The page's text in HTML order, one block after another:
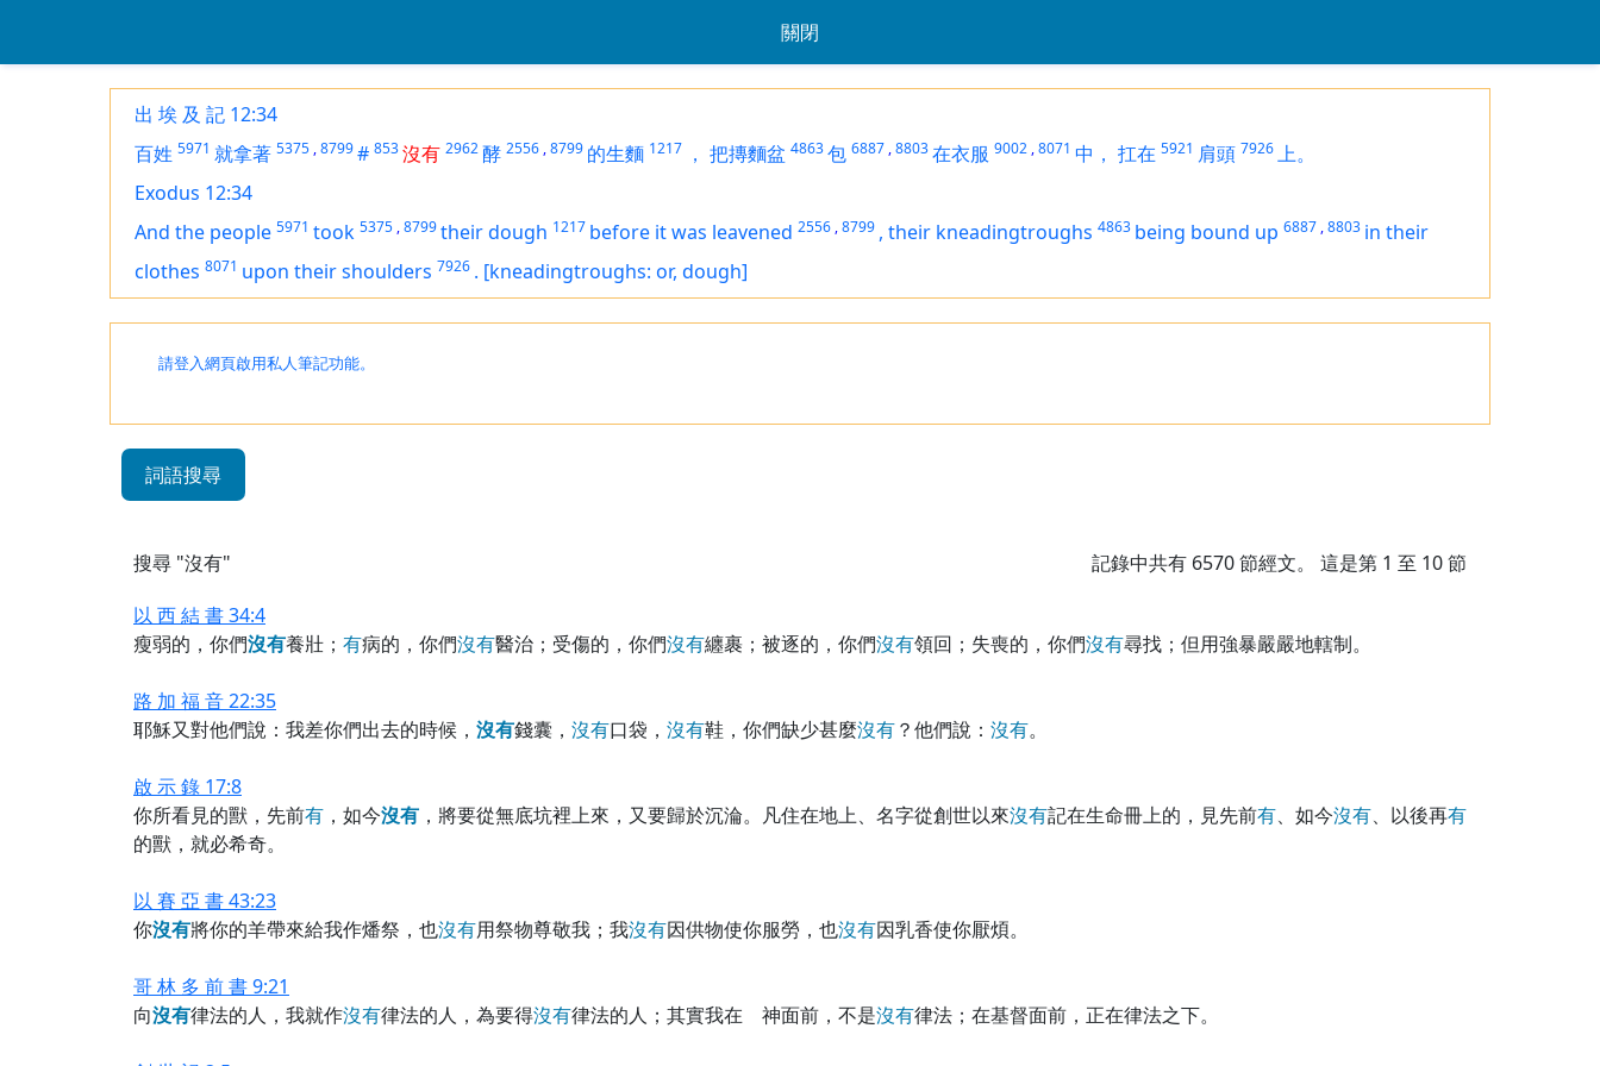
關閉
出 埃 及 記 12:34
百姓 5971 就拿著 5375 ,8799# 853沒有 2962酵 2556 ,8799 的生麵 1217 ， 把摶麵盆 4863包 6887 ,8803在衣服 9002 ,8071 中， 扛在 5921 肩頭 7926上。
Exodus 12:34
And the people 5971 took 5375 ,8799their dough 1217 before it was leavened 2556 ,8799 , their kneadingtroughs 4863 being bound up 6887 ,8803 in their
clothes 8071 upon their shoulders 7926 . [kneadingtroughs: or, dough]
請登入網頁啟用私人筆記功能。
詞語搜尋
搜尋 "沒有" 記錄中共有 6570節經文。 這是第 1 至 10 節
以 西 結 書 34:4
瘦弱的，你們沒有養壯； 有病的，你們沒有醫治；受傷的，你們沒有纏裹；被逐的，你們沒有領回；失喪的，你們沒有尋找；但用強暴嚴嚴地轄制。
路 加 福 音 22:35
耶穌又對他們說：我差你們出去的時候， 沒有錢囊， 沒有口袋， 沒有鞋，你們缺少甚麼沒有？他們說： 沒有。
啟 示 錄 17:8
你所看見的獸，先前有 ，如今沒有 ，將要從無底坑裡上來，又要歸於沉淪。凡住在地上、名字從創世以來沒有記在生命冊上的，見先前有、如今沒有、以後再有
的獸，就必希奇。
以 賽 亞 書 43:23
你沒有將你的羊帶來給我作燔祭，也沒有用祭物尊敬我；我沒有因供物使你服勞，也沒有因乳香使你厭煩。
哥 林 多 前 書 9:21
向沒有律法的人，我就作沒有律法的人，為要得沒有律法的人；其實我在 神面前，不是沒有律法；在基督面前，正在律法之下。